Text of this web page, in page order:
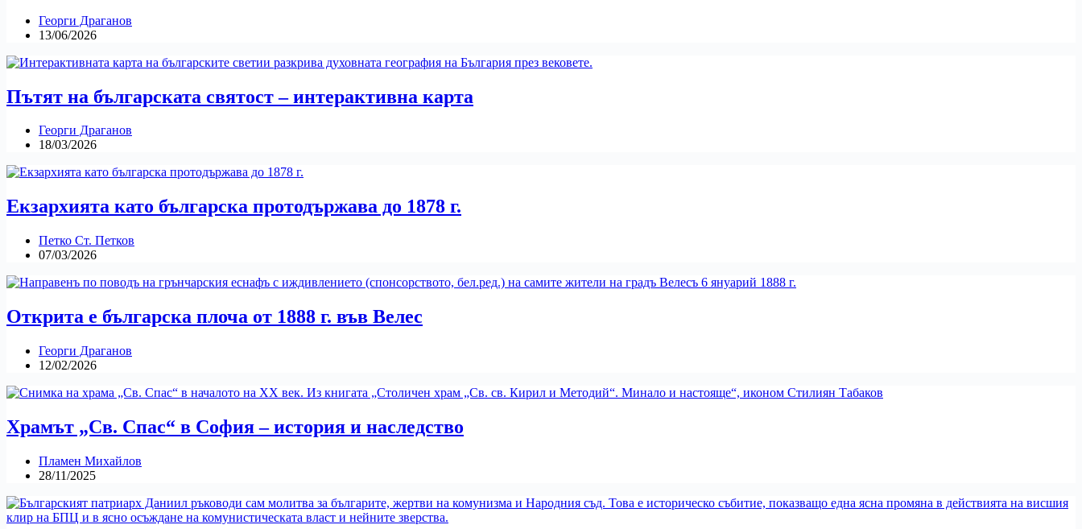
Георги Драганов
13/06/2026
Пътят на българската святост – интерактивна карта
Георги Драганов
18/03/2026
Екзархията като българска протодържава до 1878 г.
Петко Ст. Петков
07/03/2026
Открита e българска плоча от 1888 г. във Велес
Георги Драганов
12/02/2026
Храмът „Св. Спас“ в София – история и наследство
Пламен Михайлов
28/11/2025